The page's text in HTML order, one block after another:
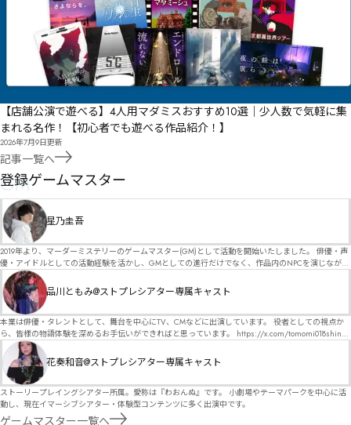
【店舗公演で遊べる】4人用マダミスおすすめ10選｜少人数で気軽に集
まれる名作！【初心者でも遊べる作品紹介！】
2026年7月9日更新
記事一覧へ
GM
登録ゲームマスター
星乃圭吾
2019年より、マーダーミステリーのゲームマスター(GM)として活動を開始いたしました。 俳優・声
優・アイドルとしての活動経験を活かし、GMとしての進行だけでなく、作品内のNPCを演じなが
ら、お客様に物語の世界へ入り込んでいただくような演出・サービスを得意としています。 自分自
身でも作品制作を行っているので、作家さんが作品に込めた想いや意図を大切にしながら、その作
品の魅力をお客様に届けられるような公演を心がけています。 参加してくださる皆様がどんなエン
ディングを迎えるのか、どんな物語が生まれるのかを想像しながら、公演を進めていく時間が本当
に大好きです！ 対応可能作品は、オフライン（対面）作品のみとなります。 得意分野をひとつ挙げ
るなら恋愛もの（恋愛要素を含むシナリオ）ですが、ファンタジー、デスゲーム、青春ものなど、
ジャンルを問わず幅広く対応可能です！お任せください！ 《所属団体・店舗》 ★ Lanbelysma -ラン
ビリズマ- (代表・制作・GM) ★ ストーリープレイングシアター (GM) ★ フィネガンズ ウェイク
(GM)
品川ともみ@ストプレシアター専属キャスト
本業は俳優・タレントとして、舞台を中心にTV、CMなどに出演しています。 役者としての視点か
ら、皆様の物語体験を深めるお手伝いができればと思っています。 https://x.com/tomomi018shin?
s=11 活動内容はSNSにて投稿しています。 SPT所属。 ストーリープレイングシアター「星詠みの
標」にてGMデビュー。 ボードゲーム×体感型演劇 イマーシブカフェ「コアクト」(不定期開催)出
演中。
花奏和音@ストプレシアター専属キャスト
ストーリープレイングシアター所属。愛称は『わおんぬ』です。 小劇場やテーマパークを中心に活
動し、現在イマーシブシアター・体験型コンテンツに多く出演中です。
ゲームマスター一覧へ